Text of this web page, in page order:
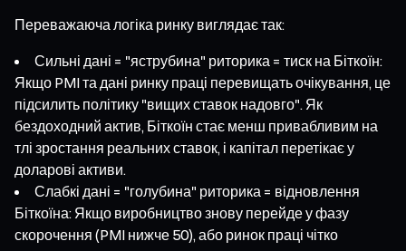
Переважаюча логіка ринку виглядає так:
Сильні дані = "яструбина" риторика = тиск на Біткоїн:
Якщо PMI та дані ринку праці перевищать очікування, це
підсилить політику "вищих ставок надовго". Як
бездоходний актив, Біткоїн стає менш привабливим на
тлі зростання реальних ставок, і капітал перетікає у
доларові активи.
Слабкі дані = "голубина" риторика = відновлення
Біткоїна: Якщо виробництво знову перейде у фазу
скорочення (PMI нижче 50), або ринок праці чітко